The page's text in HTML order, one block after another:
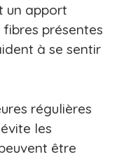
un apport
présentes
à se sentir
régulières
les
être